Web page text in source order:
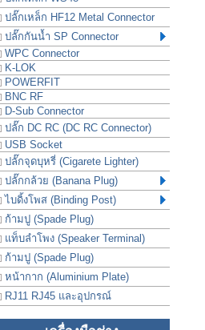
ปลั๊กเหล็ก HF12 Metal Connector
ปลั๊กกันน้ำ SP Connector
WPC Connector
K-LOK
POWERFIT
BNC RF
D-Sub Connector
ปลั๊ก DC RC (DC RC Connector)
USB Socket
ปลั๊กจุดบุหรี่ (Cigarete Lighter)
ปลั๊กกล้วย (Banana Plug)
ไบดิ้งโพส (Binding Post)
ก้ามปู (Spade Plug)
แท็บลำโพง (Speaker Terminal)
ก้ามปู (Spade Plug)
หน้ากาก (Aluminium Plate)
RJ11 RJ45 และอุปกรณ์